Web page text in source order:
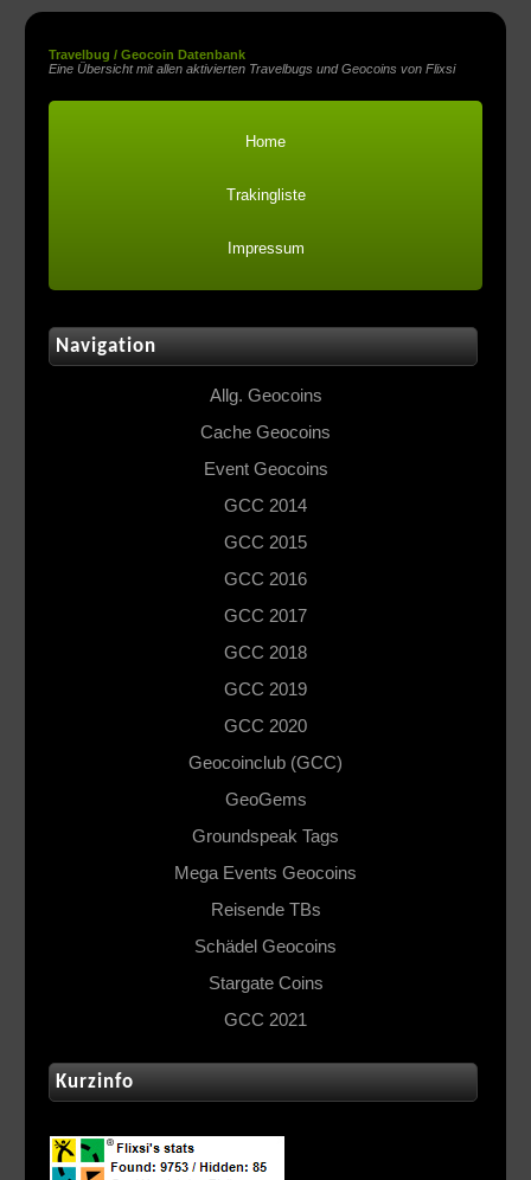
Travelbug / Geocoin Datenbank
Eine Übersicht mit allen aktivierten Travelbugs und Geocoins von Flixsi
Home
Trakingliste
Impressum
Navigation
Allg. Geocoins
Cache Geocoins
Event Geocoins
GCC 2014
GCC 2015
GCC 2016
GCC 2017
GCC 2018
GCC 2019
GCC 2020
Geocoinclub (GCC)
GeoGems
Groundspeak Tags
Mega Events Geocoins
Reisende TBs
Schädel Geocoins
Stargate Coins
GCC 2021
Kurzinfo